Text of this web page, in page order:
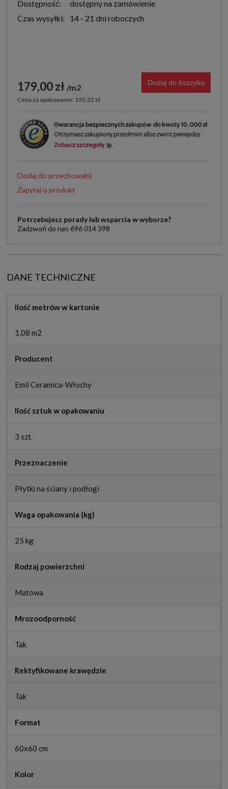
Dostępność:
dostępny na zamówienie
Czas wysyłki:
14 - 21 dni roboczych
179,00 zł m2
Cena za opakowanie: 193,32 zł
Dodaj do koszyka
Dodaj do przechowalni
Zapytaj o produkt
Potrzebujesz porady lub wsparcia w wyborze?
Zadzwoń do nas 696 014 398
DANE TECHNICZNE
Ilość metrów w kartonie
1,08 m2
Producent
Emil Ceramica-Włochy
Ilość sztuk w opakowaniu
3 szt.
Przeznaczenie
Płytki na ściany i podłogi
Waga opakowania (kg)
25 kg
Rodzaj powierzchni
Matowa
Mrozoodporność
Tak
Rektyfikowane krawędzie
Tak
Format
60x60 cm
Kolor